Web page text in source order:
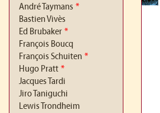
André Taymans *
Bastien Vivès
Ed Brubaker *
François Boucq
François Schuiten *
Hugo Pratt *
Jacques Tardi
Jiro Taniguchi
Lewis Trondheim